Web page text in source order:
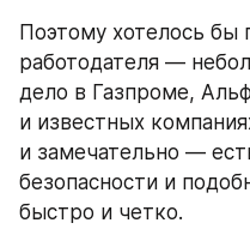
Поэтому хотелось бы
работодателя —
дело в Газпроме,
и известных
и замечательно —
безопасности и
быстро и четко.